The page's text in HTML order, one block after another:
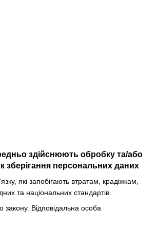
здійснюють обробку та/або
зберігання персональних даних
які запобігають втратам, крадіжкам,
та національних стандартів.
закону. Відповідальна особа